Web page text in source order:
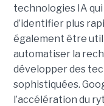
technologies IA
d’identifier plus
également être
automatiser la
développer des
sophistiquées.
l’accélération du